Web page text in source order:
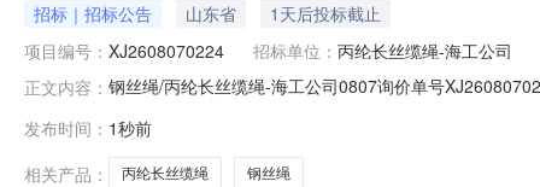
招标｜招标公告 山东省
1天后投标截止
项目编号： XJ2608070224 招标单位： 丙纶长丝缆绳-海工公司
正文内容： 钢丝绳/丙纶长丝缆绳-海工公司0807询价单号
准:GB/T20118钢丝绳\直径:30mm\结构
发布时间： 1秒前
相关产品：
丙纶长丝缆绳 钢丝绳